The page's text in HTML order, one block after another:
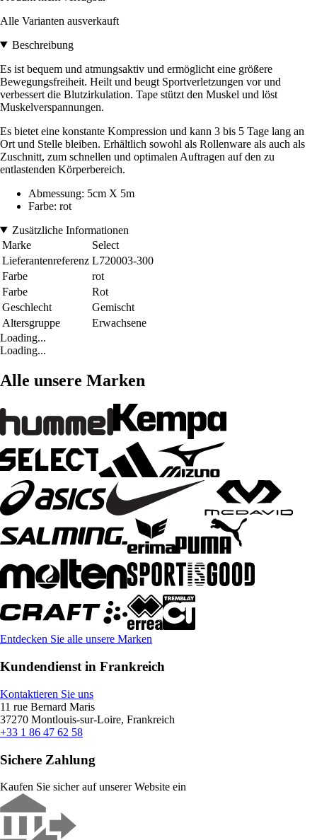
Alle Varianten ausverkauft
Beschreibung
Es ist bequem und atmungsaktiv und ermöglicht eine größere
Bewegungsfreiheit. Heilt und beugt Sportverletzungen vor und
verbessert die Blutzirkulation. Tape stützt den Muskel und löst
Muskelverspannungen.
Es bietet eine konstante Kompression und kann 3 bis 5 Tage lang an
Ort und Stelle bleiben. Erhältlich sowohl als Rollenware als auch als
Zuschnitt, zum schnellen und optimalen Auftragen auf den zu
entlastenden Körperbereich.
Abmessung: 5cm X 5m
Farbe: rot
Zusätzliche Informationen
Marke
Select
Lieferantenreferenz L720003-300
Farbe
rot
Farbe
Rot
Geschlecht
Gemischt
Altersgruppe
Erwachsene
Loading...
Loading...
Alle unsere Marken
Entdecken Sie alle unsere Marken
Kundendienst in Frankreich
Kontaktieren Sie uns
11 rue Bernard Maris
37270 Montlouis-sur-Loire, Frankreich
+33 1 86 47 62 58
Sichere Zahlung
Kaufen Sie sicher auf unserer Website ein